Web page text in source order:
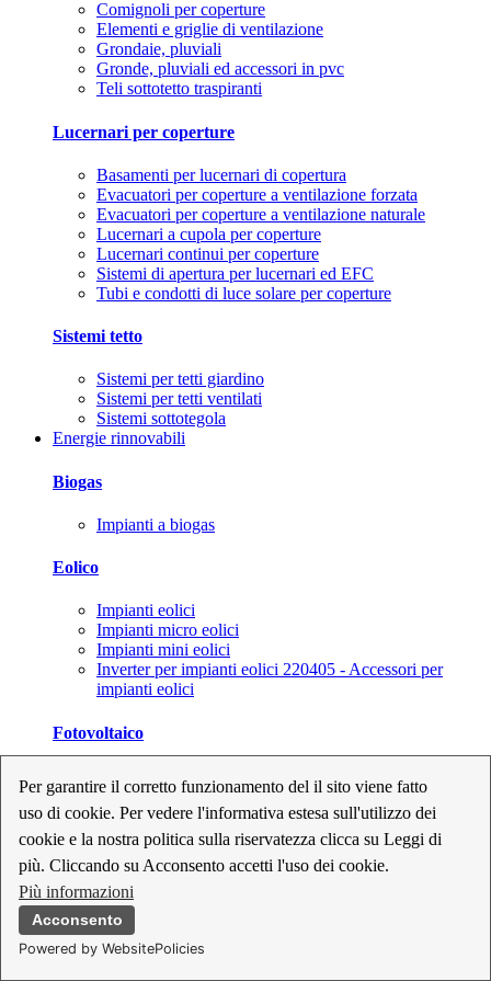
Per garantire il corretto funzionamento del il sito viene fatto
uso di cookie. Per vedere l'informativa estesa sull'utilizzo dei
cookie e la nostra politica sulla riservatezza clicca su Leggi di
più. Cliccando su Acconsento accetti l'uso dei cookie.
Più informazioni
Acconsento
Powered by WebsitePolicies
Comignoli per coperture
Elementi e griglie di ventilazione
Grondaie, pluviali
Gronde, pluviali ed accessori in pvc
Teli sottotetto traspiranti
Lucernari per coperture
Basamenti per lucernari di copertura
Evacuatori per coperture a ventilazione forzata
Evacuatori per coperture a ventilazione naturale
Lucernari a cupola per coperture
Lucernari continui per coperture
Sistemi di apertura per lucernari ed EFC
Tubi e condotti di luce solare per coperture
Sistemi tetto
Sistemi per tetti giardino
Sistemi per tetti ventilati
Sistemi sottotegola
Energie rinnovabili
Biogas
Impianti a biogas
Eolico
Impianti eolici
Impianti micro eolici
Impianti mini eolici
Inverter per impianti eolici 220405 - Accessori per
impianti eolici
Fotovoltaico
Inverter per impianti fotovoltaici
Kit per impianti fotovoltaici
Moduli fotovoltaici
Sistemi di monitoraggio per impianti fotovoltaici
Strumenti di collaudo e configurazione per impianti
fotovoltaici
Supporti per impianti fotovoltaici
Geotermia